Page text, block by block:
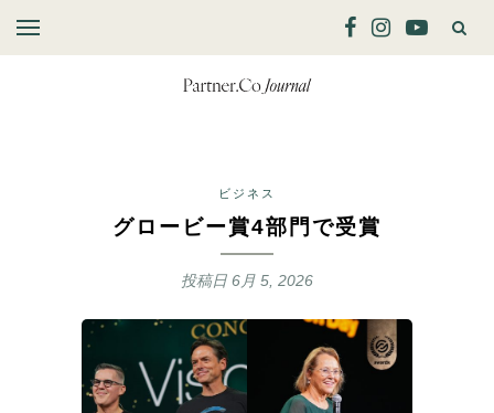
ビジネス
グロービー賞4部門で受賞
投稿日 6月 5, 2026